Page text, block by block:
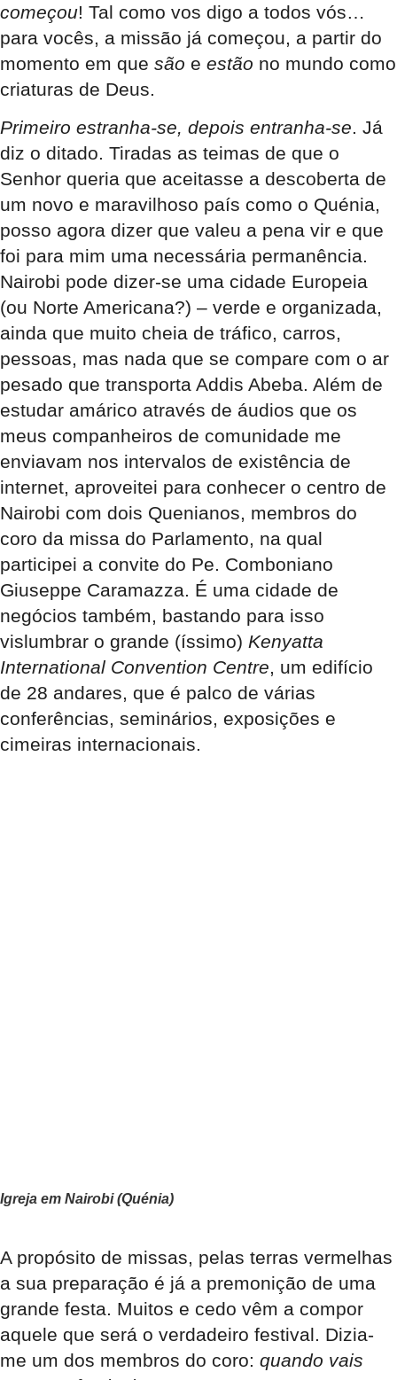
começou! Tal como vos digo a todos vós…
para vocês, a missão já começou, a partir do
momento em que são e estão no mundo como
criaturas de Deus.
Primeiro estranha-se, depois entranha-se. Já
diz o ditado. Tiradas as teimas de que o
Senhor queria que aceitasse a descoberta de
um novo e maravilhoso país como o Quénia,
posso agora dizer que valeu a pena vir e que
foi para mim uma necessária permanência.
Nairobi pode dizer-se uma cidade Europeia
(ou Norte Americana?) – verde e organizada,
ainda que muito cheia de tráfico, carros,
pessoas, mas nada que se compare com o ar
pesado que transporta Addis Abeba. Além de
estudar amárico através de áudios que os
meus companheiros de comunidade me
enviavam nos intervalos de existência de
internet, aproveitei para conhecer o centro de
Nairobi com dois Quenianos, membros do
coro da missa do Parlamento, na qual
participei a convite do Pe. Comboniano
Giuseppe Caramazza. É uma cidade de
negócios também, bastando para isso
vislumbrar o grande (íssimo) Kenyatta
International Convention Centre, um edifício
de 28 andares, que é palco de várias
conferências, seminários, exposições e
cimeiras internacionais.
Igreja em Nairobi (Quénia)
A propósito de missas, pelas terras vermelhas
a sua preparação é já a premonição de uma
grande festa. Muitos e cedo vêm a compor
aquele que será o verdadeiro festival. Dizia-
me um dos membros do coro: quando vais